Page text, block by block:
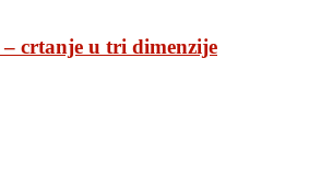
crtanje u tri dimenzije